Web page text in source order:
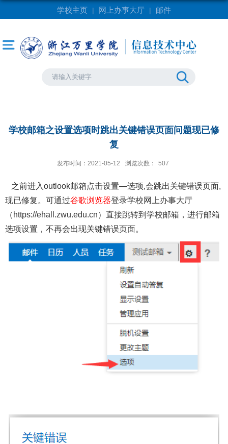
学校主页 | 网上办事大厅 | 邮件
学校邮箱之设置选项时跳出关键错误页面问题现已修
复
发布时间：2021-05-12 浏览次数： 507
之前进入outlook邮箱点击设置—选项,会跳出关键错误页面,
现已修复。 可通过谷歌浏览器登录学校网上办事大厅
（ https://ehall.zwu.edu.cn）直接跳转到 学校邮箱，进行邮箱
选项设置，不再会出现关键错误页面。